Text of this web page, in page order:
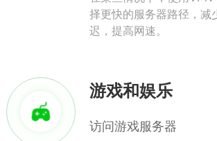
择更快的服务器路径，减
迟，提高网速。
游戏和娱乐
访问游戏服务器